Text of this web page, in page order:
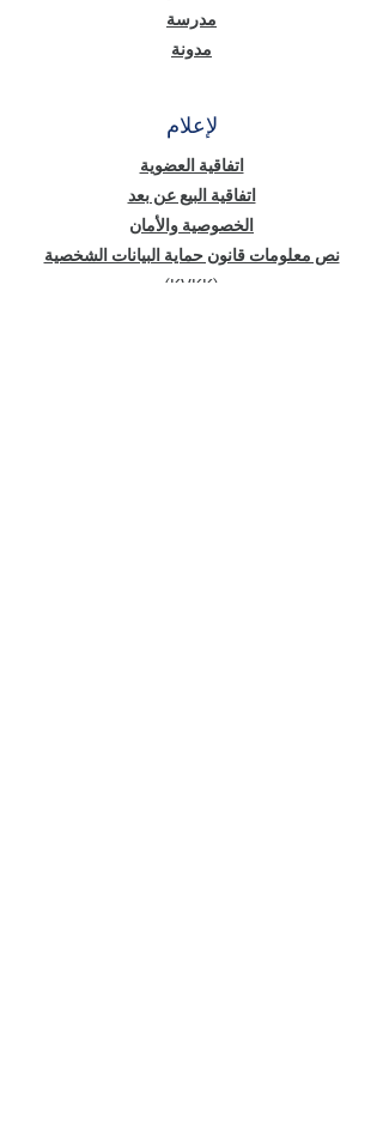
مدرسة
مدونة
لإعلام
اتفاقية العضوية
اتفاقية البيع عن بعد
الخصوصية والأمان
نص معلومات قانون حماية البيانات الشخصية
(KVKK)